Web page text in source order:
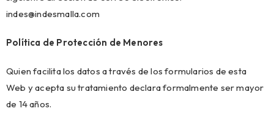
indes@indesmalla.com
Política de Protección de Menores
Quien facilita los datos a través de los formularios de esta
Web y acepta su tratamiento declara formalmente ser mayor
de 14 años.